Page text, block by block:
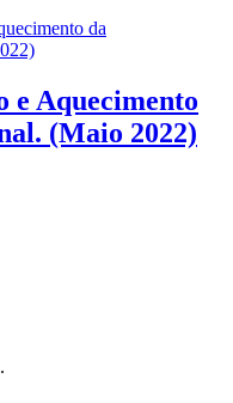
e Aquecimento
(Maio 2022)